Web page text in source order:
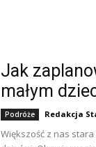
Jak
małym
Podróże Redakcja
Większość z nas